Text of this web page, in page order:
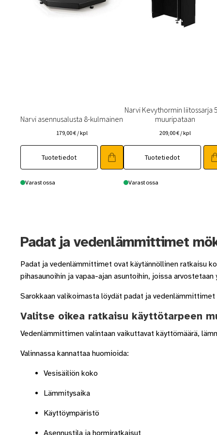
Narvi asennusalusta 8-kulmainen
179,00€ / kpl
Tuotetiedot
Varastossa
Narvi Kevythormin liitossarja
muuripataan
209,00€ / kpl
Tuotetiedot
Varastossa
Padat ja vedenlämmittimet
Padat ja vedenlämmittimet ovat käytännöllinen ratkaisu
pihasaunoihin ja vapaa-ajan asuntoihin, joissa
Sarokkaan valikoimasta löydät padat ja
Valitse oikea ratkaisu käyttötarpeen
Vedenlämmittimen valintaan vaikuttavat käyttömäärä,
Valinnassa kannattaa huomioida:
Vesisäiliön koko
Lämmitysaika
Käyttöympäristö